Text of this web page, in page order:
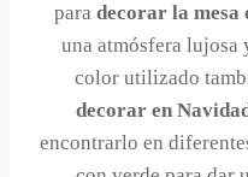
para decorar la mesa
una atmósfera lujosa
color utilizado
decorar en
encontrarlo en